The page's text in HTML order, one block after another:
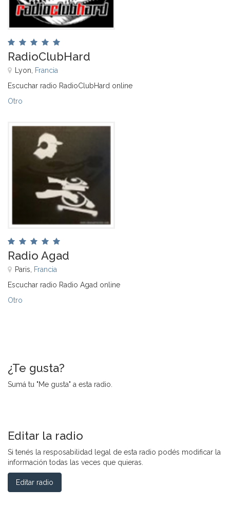
RadioClubHard
Lyon, Francia
Escuchar radio RadioClubHard online
Otro
Radio Agad
Paris, Francia
Escuchar radio Radio Agad online
Otro
¿Te gusta?
Sumá tu "Me gusta" a esta radio.
Editar la radio
Si tenés la resposabilidad legal de esta radio podés modificar la
información todas las veces que quieras.
Editar radio